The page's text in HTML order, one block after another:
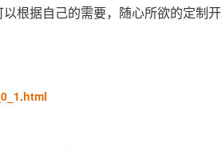
根据自己的需要，随心所欲的定制